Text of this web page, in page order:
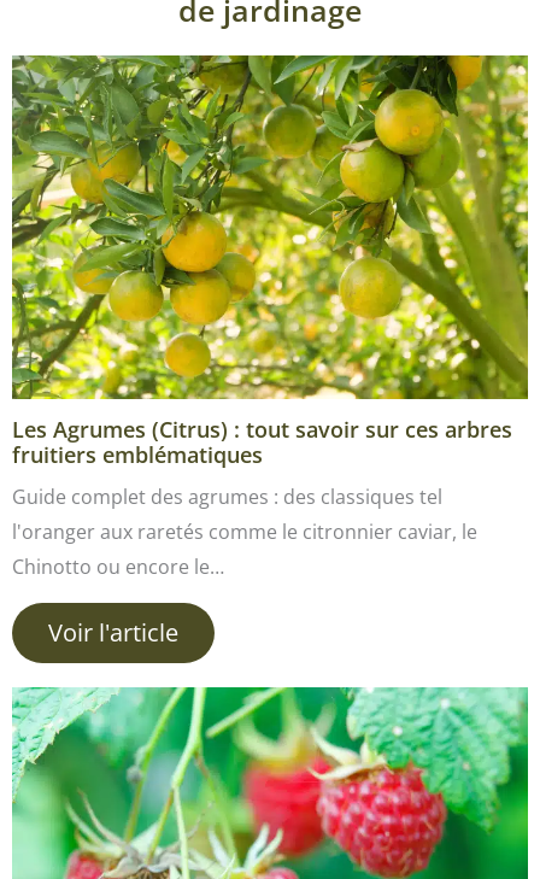
de jardinage
Les Agrumes (Citrus) : tout savoir sur ces arbres
fruitiers emblématiques
Guide complet des agrumes : des classiques tel
l'oranger aux raretés comme le citronnier caviar, le
Chinotto ou encore le…
Voir l'article